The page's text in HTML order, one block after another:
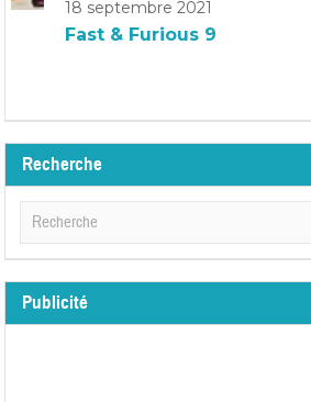
18 septembre 2021
Fast & Furious 9
Recherche
Publicité